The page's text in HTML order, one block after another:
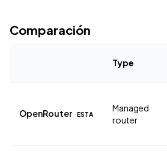
Comparación
Type
OpenRouter ESTA
Managed
router